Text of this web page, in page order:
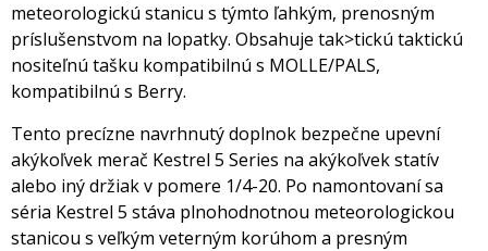
meteorologickú stanicu s týmto ľahkým, prenosným
príslušenstvom na lopatky. Obsahuje tak>tickú taktickú
nositeľnú tašku kompatibilnú s MOLLE/PALS,
kompatibilnú s Berry.
Tento precízne navrhnutý doplnok bezpečne upevní
akýkoľvek merač Kestrel 5 Series na akýkoľvek statív
alebo iný držiak v pomere 1/4-20. Po namontovaní sa
séria Kestrel 5 stáva plnohodnotnou meteorologickou
stanicou s veľkým veterným korúhom a presným